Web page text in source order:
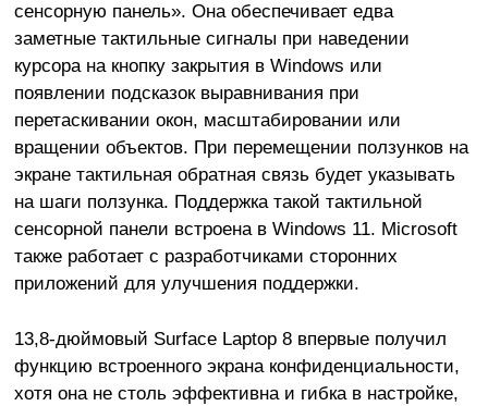
сенсорную панель». Она обеспечивает едва
заметные тактильные сигналы при наведении
курсора на кнопку закрытия в Windows или
появлении подсказок выравнивания при
перетаскивании окон, масштабировании или
вращении объектов. При перемещении ползунков на
экране тактильная обратная связь будет указывать
на шаги ползунка. Поддержка такой тактильной
сенсорной панели встроена в Windows 11. Microsoft
также работает с разработчиками сторонних
приложений для улучшения поддержки.
13,8-дюймовый Surface Laptop 8 впервые получил
функцию встроенного экрана конфиденциальности,
хотя она не столь эффективна и гибка в настройке,